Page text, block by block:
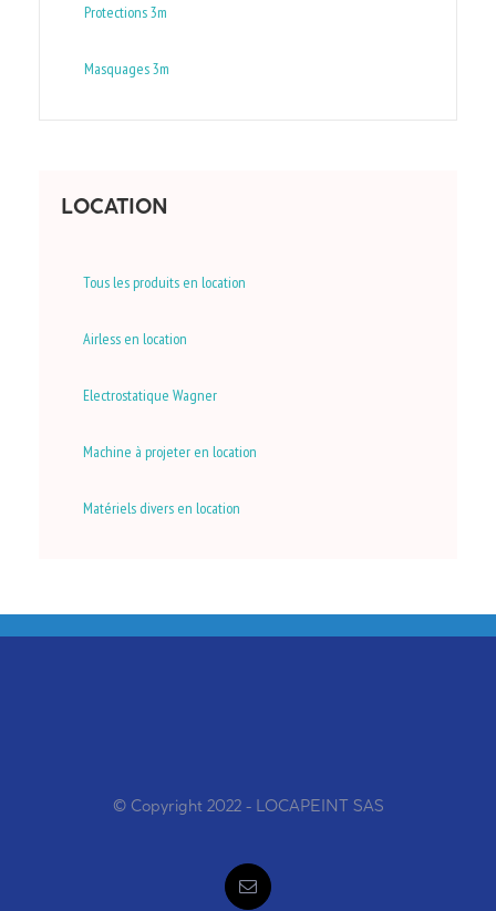
Protections 3m
Masquages 3m
LOCATION
Tous les produits en location
Airless en location
Electrostatique Wagner
Machine à projeter en location
Matériels divers en location
© Copyright 2022 - LOCAPEINT SAS
Email